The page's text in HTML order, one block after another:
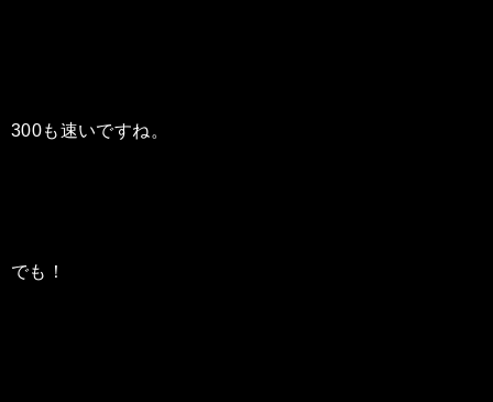
300も速いですね。
でも！